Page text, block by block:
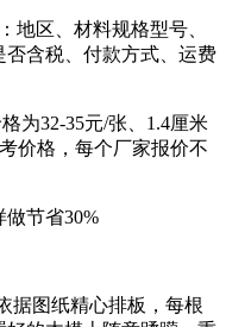
地区、材料规格型号、
含税、付款方式、运费
为32-35元/张、1.4厘米
价格，每个厂家报价不
据图纸精心排板，每根